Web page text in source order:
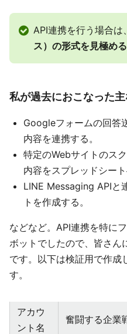
API連携を行う場合は
ス）の形式を見極める
私が過去におこなった
Googleフォームの回答
内容を連携する。
特定のWebサイトのス
内容をスプレッドシート
LINE Messaging APIと
トを作成する。
などなど。API連携を特に
ボットでしたので、皆さん
です。以下は検証用で作成
す。
アカウ
ント名
奮闘する企業